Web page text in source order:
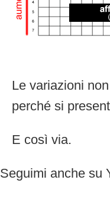
Le variazioni
perché si
E così via.
Seguimi anche su